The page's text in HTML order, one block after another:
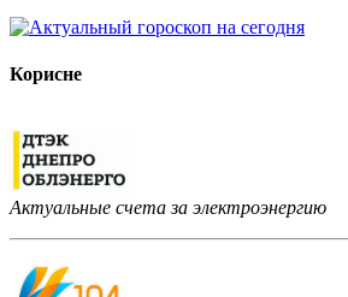
Корисне
Актуальные счета за электроэнергию